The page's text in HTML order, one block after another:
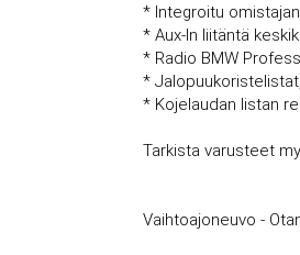
* Integroitu
* Aux-In liitäntä
* Radio BMW
*
* Kojelaudan listan
Tarkista varusteet
Vaihtoajoneuvo -